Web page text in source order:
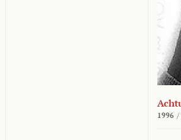
1996 /